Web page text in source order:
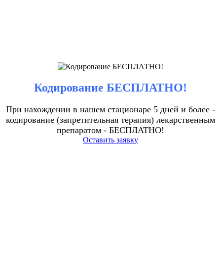
Кодирование БЕСПЛАТНО!
При нахождении в нашем стационаре 5 дней и более -
кодирование (запретительная терапия) лекарственным
препаратом - БЕСПЛАТНО!
Оставить заявку